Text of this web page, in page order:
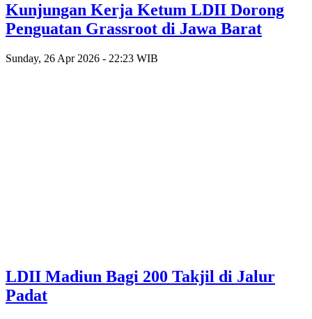
Kunjungan Kerja Ketum LDII Dorong
Penguatan Grassroot di Jawa Barat
Sunday, 26 Apr 2026 - 22:23 WIB
LDII Madiun Bagi 200 Takjil di Jalur
Padat